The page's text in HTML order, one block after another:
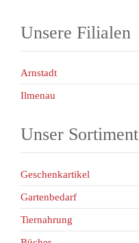
Unsere Filialen
Arnstadt
Ilmenau
Unser Sortiment
Geschenkartikel
Gartenbedarf
Tiernahrung